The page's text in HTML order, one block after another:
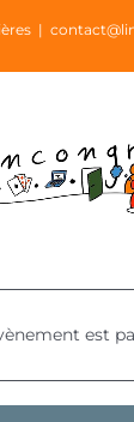
|
est